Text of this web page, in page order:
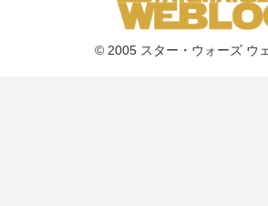
© 2005 スター・ウォーズ ウ